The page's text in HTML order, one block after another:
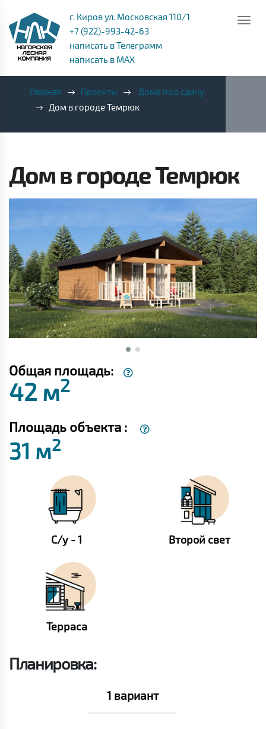
г. Киров ул. Московская 110/1
+7 (922)-993-42-63
написать в Телеграмм
написать в MAX
Главная Проекты
Дома под сдачу
Дом в городе Темрюк
Дом в городе Темрюк
Общая площадь:
42 м2
Площадь объекта :
31 м2
С/у - 1 Второй свет
Терраса
Планировка:
1 вариант